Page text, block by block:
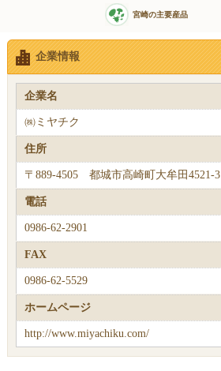
宮崎の主要産品
企業情報
企業名
㈱ミヤチク
住所
〒889-4505 都城市高崎町大牟田4521-3
電話
0986-62-2901
FAX
0986-62-5529
ホームページ
http://www.miyachiku.com/